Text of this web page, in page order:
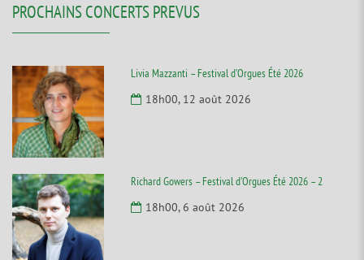
PROCHAINS CONCERTS PREVUS
Livia Mazzanti – Festival d’Orgues Été 2026
18h00, 12 août 2026
Richard Gowers – Festival d’Orgues Été 2026 – 2
18h00, 6 août 2026